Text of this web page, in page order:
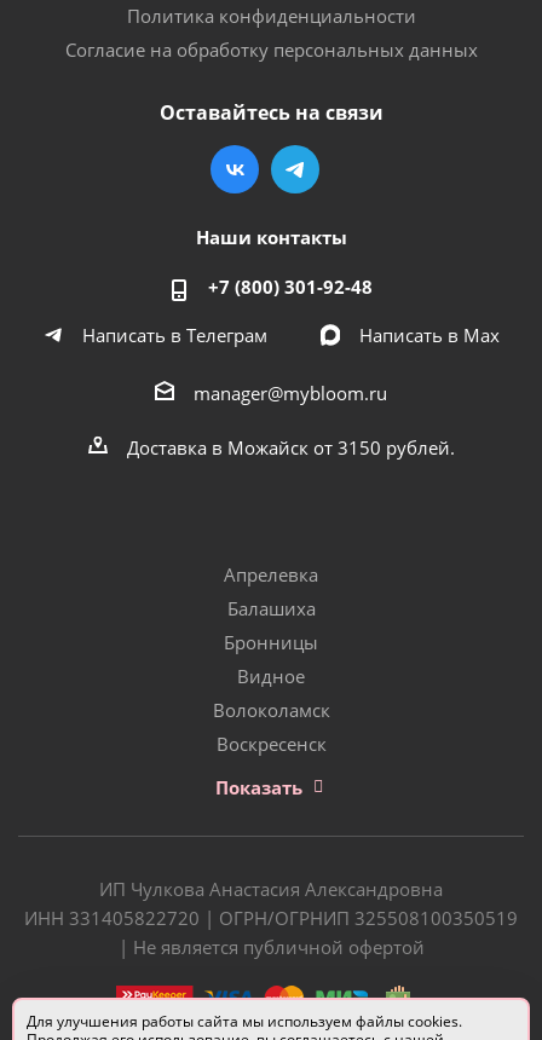
Политика конфиденциальности
Согласие на обработку персональных данных
Оставайтесь на связи
Наши контакты
+7 (800) 301-92-48
Написать в Телеграм
Написать в Мах
manager@mybloom.ru
Доставка в Можайск от 3150 рублей.
Апрелевка
Балашиха
Бронницы
Видное
Волоколамск
Воскресенск
Показать
ИП Чулкова Анастасия Александровна
ИНН 331405822720 | ОГРН/ОГРНИП 325508100350519
| Не является публичной офертой
Для улучшения работы сайта мы используем файлы cookies.